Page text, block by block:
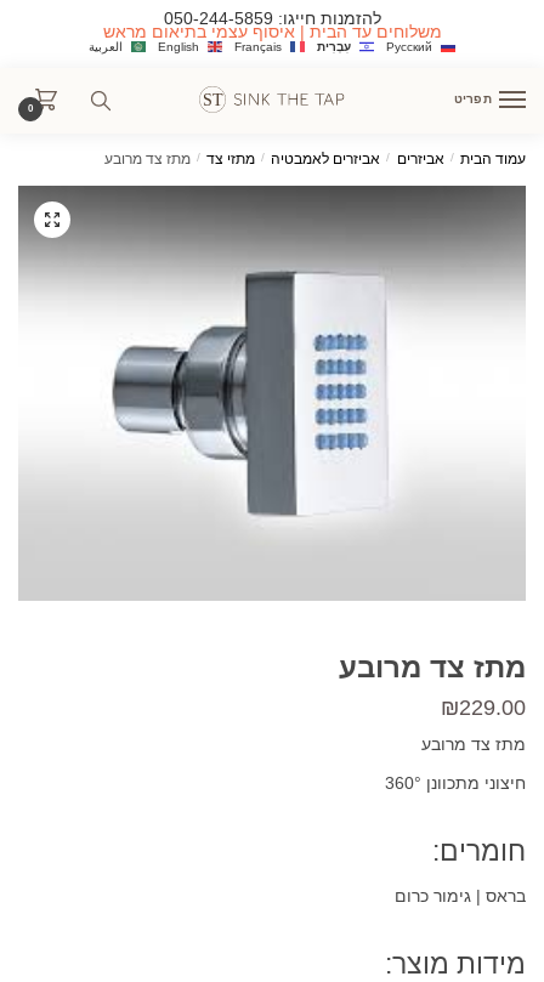
להזמנות חייגו: 050-244-5859
משלוחים עד הבית | איסוף עצמי בתיאום מראש
العربية English Français עִבְרִית Русский
תפריט
0
עמוד הבית / אביזרים / אביזרים לאמבטיה / מתזי צד / מתז צד מרובע
מתז צד מרובע
₪229.00
מתז צד מרובע
חיצוני מתכוונן 360°
חומרים:
בראס | גימור כרום
מידות מוצר: